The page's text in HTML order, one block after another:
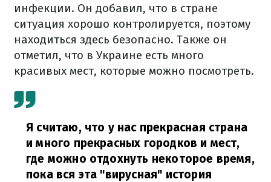
инфекции. Он добавил, что в стране
ситуация хорошо контролируется, поэтому
находиться здесь безопасно. Также он
отметил, что в Украине есть много
красивых мест, которые можно посмотреть.
Я считаю, что у нас прекрасная страна
и много прекрасных городков и мест,
где можно отдохнуть некоторое время,
пока вся эта "вирусная" история